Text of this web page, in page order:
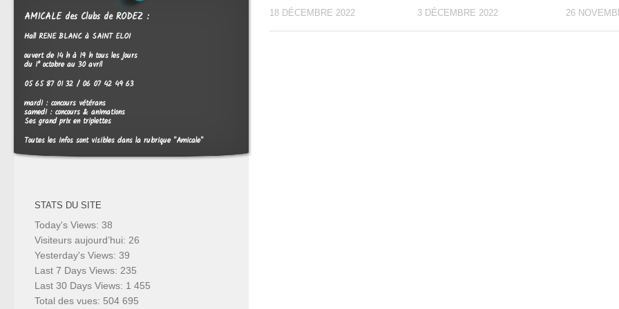
18 DÉCEMBRE 2022 3 DÉCEMBRE 2022 26
AMICALE des Clubs de RODEZ :
Hall RENE BLANC à SAINT ELOI
ouvert de 14 h à 19 h tous les jours
du 1° octobre au 30 avril
05 65 87 01 32 / 06 07 42 49 63
mardi : concours vétérans
samedi : concours & animations
Ses grand prix en triplettes
Toutes les infos sont visibles dans la rubrique "Amicale"
STATS DU SITE
Today's Views: 38
Visiteurs aujourd’hui: 26
Yesterday's Views: 39
Last 7 Days Views: 235
Last 30 Days Views: 1 455
Total des vues: 504 695